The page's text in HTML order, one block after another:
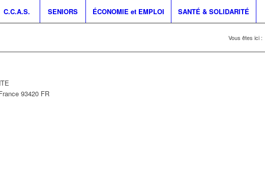
C.C.A.S. SENIORS ÉCONOMIE et EMPLOI SANTÉ & SOLIDARITÉ
Vous êtes ici :
93420 FR